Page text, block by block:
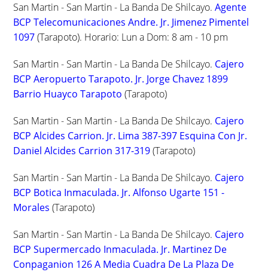
San Martin - San Martin - La Banda De Shilcayo.Agente
BCP Telecomunicaciones Andre. Jr. Jimenez Pimentel
1097(Tarapoto). Horario: Lun a Dom: 8 am - 10 pm
San Martin - San Martin - La Banda De Shilcayo. Cajero
BCP Aeropuerto Tarapoto. Jr. Jorge Chavez 1899
Barrio Huayco Tarapoto (Tarapoto)
San Martin - San Martin - La Banda De Shilcayo. Cajero
BCP Alcides Carrion. Jr. Lima 387-397 Esquina Con Jr.
Daniel Alcides Carrion 317-319(Tarapoto)
San Martin - San Martin - La Banda De Shilcayo. Cajero
BCP Botica Inmaculada. Jr. Alfonso Ugarte 151 -
Morales (Tarapoto)
San Martin - San Martin - La Banda De Shilcayo. Cajero
BCP Supermercado Inmaculada. Jr. Martinez De
Conpaganion 126 A Media Cuadra De La Plaza De